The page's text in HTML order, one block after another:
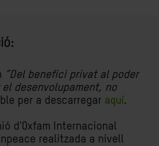
“Del benefici privat al poder
desenvolupament, no
per a descarregar aquí.
d'Oxfam Internacional
realitzada a nivell